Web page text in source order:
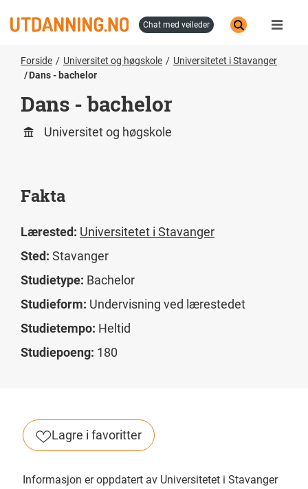
til
chat med veileder
Forside Universitet og høgskole
Universitetet i Stavanger
Dans - bachelor
Dans - bachelor
Universitet og høgskole
Fakta
Lærested: Universitetet i Stavanger
Sted: Stavanger
Studietype: Bachelor
Studieform: Undervisning ved lærestedet
Studietempo: Heltid
Studiepoeng: 180
Lagre i favoritter
Informasjon er oppdatert av Universitetet i Stavanger